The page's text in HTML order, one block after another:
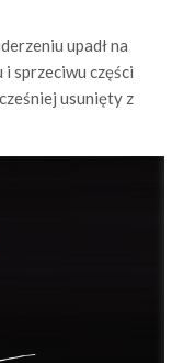
upadł na
i sprzeciwu części
usunięty z